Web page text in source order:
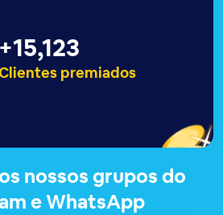
+15,127
premiados
nossos grupos do
e WhatsApp